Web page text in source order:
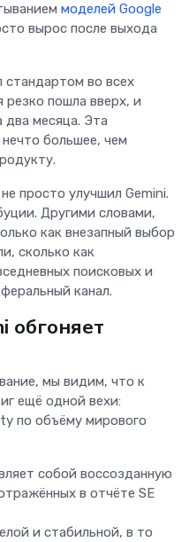
моделей Google
вырос после выхода
стандартом во всех
пошла вверх, и
два месяца. Эта
большее, чем
просто улучшил Gemini.
Другими словами,
как внезапный выбор
сколько как
поисковых и
канал.
обгоняет
мы видим, что к
ещё одной вехи:
по объёму мирового
собой воссозданную
в отчёте SE
и стабильной, в то